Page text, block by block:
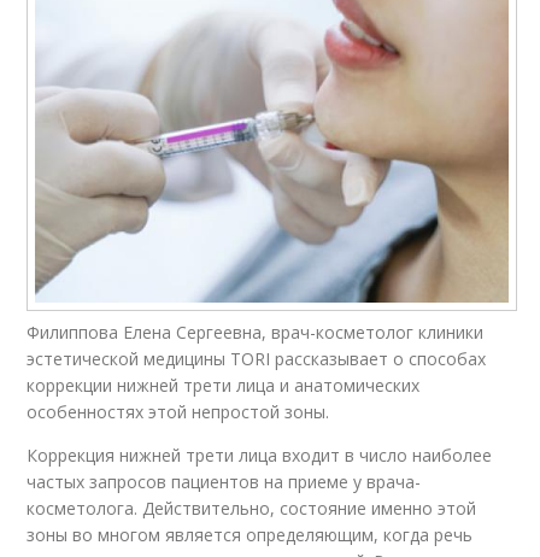
Филиппова Елена Сергеевна, врач-косметолог клиники
эстетической медицины TORI рассказывает о способах
коррекции нижней трети лица и анатомических
особенностях этой непростой зоны.
Коррекция нижней трети лица входит в число наиболее
частых запросов пациентов на приеме у врача-
косметолога. Действительно, состояние именно этой
зоны во многом является определяющим, когда речь